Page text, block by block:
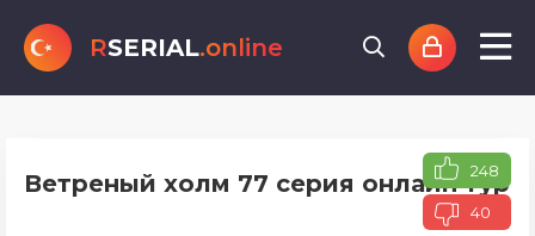
RSERIAL.online
Ветреный холм 77 серия онлайн 248
40